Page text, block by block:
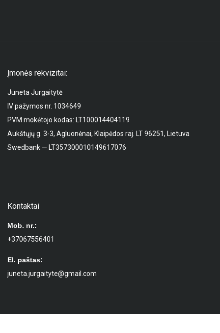
Įmonės rekvizitai:
Juneta Jurgaitytė
IV pažymos nr. 1034649
PVM mokėtojo kodas: LT100014404119
Aukštųjų g. 3-3, Agluonėnai, Klaipėdos raj. LT 96251, Lietuva
Swedbank — LT357300010149617076
Kontaktai
Mob. nr.:
+37067556401
El. paštas:
juneta.jurgaityte@gmail.com